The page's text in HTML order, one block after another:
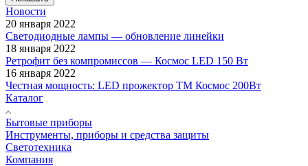
Новости
20 января 2022
Светодиодные лампы — обновление линейки
18 января 2022
Ретрофит без компромиссов — Космос LED 150 Вт
16 января 2022
Честная мощность: LED прожектор ТМ Космос 200Вт
Каталог
Бытовые приборы
Инструменты, приборы и средства защиты
Светотехника
Компания